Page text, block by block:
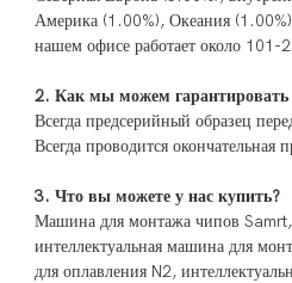
Америка (1.00%), Океания
нашем офисе работает около 101-
2. Как мы можем гарантировать
Всегда предсерийный образец
Всегда проводится окончательная
3. Что вы можете у нас купить?
Машина для монтажа чипов
интеллектуальная машина для
для оплавления N2,